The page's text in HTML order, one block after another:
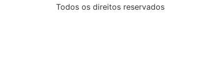
Todos os direitos reservados